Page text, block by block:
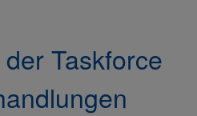
Taskforce